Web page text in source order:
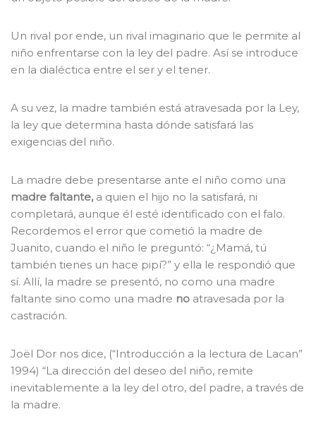
Un rival por ende, un rival imaginario que le permite al
niño enfrentarse con la ley del padre. Así se introduce
en la dialéctica entre el ser y el tener.
A su vez, la madre también está atravesada por la Ley,
la ley que determina hasta dónde satisfará las
exigencias del niño.
La madre debe presentarse ante el niño como una
madre faltante, a quien el hijo no la satisfará, ni
completará, aunque él esté identificado con el falo.
Recordemos el error que cometió la madre de
Juanito, cuando el niño le preguntó: “¿Mamá, tú
también tienes un hace pipí?” y ella le respondió que
sí. Allí, la madre se presentó, no como una madre
faltante sino como una madre no atravesada por la
castración.
Joël Dor nos dice, (“Introducción a la lectura de Lacan”
1994) “La dirección del deseo del niño, remite
inevitablemente a la ley del otro, del padre, a través de
la madre.